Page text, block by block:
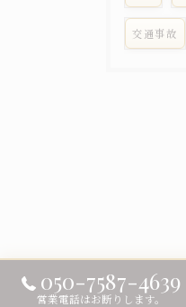
交通事故
050-7587-4639
営業電話はお断りします。